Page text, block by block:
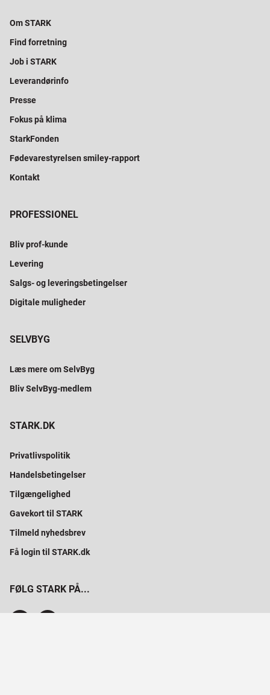
Om STARK
Find forretning
Job i STARK
Leverandørinfo
Presse
Fokus på klima
StarkFonden
Fødevarestyrelsen smiley-rapport
Kontakt
PROFESSIONEL
Bliv prof-kunde
Levering
Salgs- og leveringsbetingelser
Digitale muligheder
SELVBYG
Læs mere om SelvByg
Bliv SelvByg-medlem
STARK.DK
Privatlivspolitik
Handelsbetingelser
Tilgængelighed
Gavekort til STARK
Tilmeld nyhedsbrev
Få login til STARK.dk
FØLG STARK PÅ...